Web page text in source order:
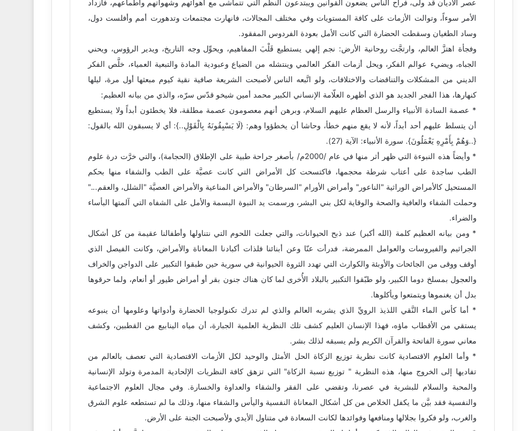
عصر الأديان قد ولّى، فراح الناس يضعون القوانين ويبتدعون النظم التي تتماشى مع أهوائهم وشهواتهم وأطماعهم، فازداد
الأمر سوءاً، وتوالت الأزمات على كافة المستويات وفي مختلف المجالات، فانهارت مجتمعات وتدهورت أمم وأفلست دول،
وساد الطغيان وسقطت الحضارة التي كانت الأمل بعودة الفردوس المفقود.
وفجأة اهتزَّ العالم، وارتجَّت روحانية الأرض: نجم إلهي يستطيع قَلْبَ المفاهيم، ويحوِّل وجه التاريخ، ويدير الرؤوس، ويحني
الجباه، ويضيء عوالم الفكر، ويحل أزمات الفكر العالمي وينتشله من الضياع وعبودية المادة والتبعية العمياء، خلَّص الفكر
الديني من المشكلات والتناقضات والاختلافات، ولو اتَّبعه الناس لأصبحت الشريعة صافية نقية كيوم مبعثها أول مرة، ليلها
كنهارها، هذا الفجر الجديد هو الذي أظهره العلّامة الإنساني الكبير محمد أمين شيخو قدّس سرّه، والذي من بيانه العظيم:
* عصمة السادة الأنبياء والرسل العظام عليهم السلام، وبرهن أنهم معصومون عصمة مطلقة، فلا يخطئون أبداً ولا يستطيع
أن يتسلط عليهم أحد أبداً، لأنه لا يقع منهم خطأ، وحاشا أن يخطؤوا وهم: {لَا يَسْبِقُونَهُ بِالْقَوْلِ..}: أي لا يسبقون الله بالقول:
{..وَهُمْ بِأَمْرِهِ يَعْمَلُونَ}. سورة الأنبياء: الآية (27).
* وأيضاً هذه النبوءة التي ظهر أثر منها في عام /2000م/ بأصغر جراحة طبية على الإطلاق (الحجامة)، والتي خرَّت درة علوم
الطب ساجدة على أعتاب شرطة محجمها، فاكتسحت كل الأمراض التي كانت عصيَّة على الطب والشفاء منها بحكم
المستحيل كالأمراض الوراثية "الناعور" وأمراض الأورام "السرطان" والأمراض المناعية والأمراض العصيَّة "الشلل، والعقم..."
وحملت الشفاء والعافية والصحة والوقاية لكل بني البشر، ورسمت يد النبوة البسمة والأمل على الشفاه التي آلمتها البأساء
والضراء.
* ومن بيانه العظيم كلمة (الله أكبر) عند ذبح الحيوانات، والتي جعلت اللحوم التي نتناولها وأطفالنا عقيمة من كل أشكال
الجراثيم والفيروسات والعوامل الممرضة، فدرأت عنّا وعن أبنائنا فلذات أكبادنا المعاناة والأمراض، وكانت الفيصل الذي
أوقف ووقى من الجائحات والأوبئة والكوارث التي تهدد الثروة الحيوانية في سورية حين طبقوا التكبير على الدواجن والخراف
والعجول بمسلخ دوما الكبير، ولو طبّقوا التكبير بالبلاد الأُخرى لما كان هناك جنون بقر أو أمراض طيور أو أنعام، ولما حرقوها
بدل أن يغنموها ويتمتعوا ويأكلوها.
* أما كأس الماء النَّقي اللذيذ الرويِّ الذي يشربه العالم والذي لم تدرك تكنولوجيا الحضارة وأدواتها وعلومها أن ينبوعه
يستقي من الأقطاب ماؤه، فهذا الإنسان العليم كشف تلك النظرية العلمية الجبارة، أن مياه الينابيع من القطبين، وكشف
معاني سورة الفاتحة والقرآن الكريم ولم يسبقه لذلك بشر.
* وأما العلوم الاقتصادية كانت نظرية توزيع الزكاة الحل الأمثل والوحيد لكل الأزمات الاقتصادية التي تعصف بالعالم من
تفاديها إلى الخروج منها، هذه النظرية " توزيع نسبة الزكاة" التي تزهق كافة النظريات الإلحادية المدمرة وتولد الإنسانية
والمحبة والسلام للبشرية في عصرنا، وتقضي على الفقر والشقاء والعداوة والخسارة. وفي مجال العلوم الاجتماعية
والنفسية فقد بيَّن ما يكفل الخلاص من كل أشكال المعاناة النفسية واليأس والشفاء منها، وذلك ما لم تستطعه علوم الشرق
والغرب، ولو فكروا بجلالها ومنافعها وفوائدها لكانت السعادة في متناول الأيدي ولأصبحت الجنة على الأرض.